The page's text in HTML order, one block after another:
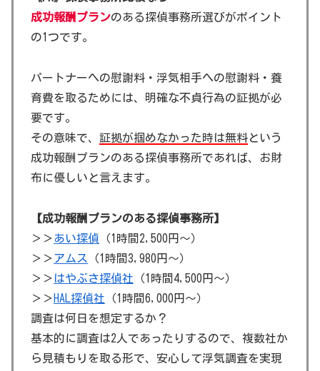
成功報酬プランのある探偵事務所選びがポイント
の1つです。
パートナーへの慰謝料・浮気相手への慰謝料・養
育費を取るためには、明確な不貞行為の証拠が必
要です。
その意味で、 証拠が掴めなかった時は無料という
成功報酬プランのある探偵事務所であれば、お財
布に優しいと言えます。
【成功報酬プランのある探偵事務所】
＞＞あい探偵 （1時間2,500円～）
＞＞アムス
（1時間3,980円～）
＞＞ はやぶさ探偵社 （1時間4,500円～）
＞＞ HAL探偵社 （1時間6,000円～）
調査は何日を想定するか？
基本的に調査は2人であったりするので、複数社か
ら見積もりを取る形で、安心して浮気調査を実現